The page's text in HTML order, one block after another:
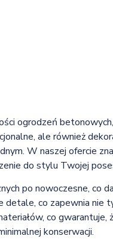
ogrodzeń
ale również
W naszej ofercie
do stylu Twojej
po nowoczesne, co
detale, co zapewnia
co gwarantuje,
konserwacji.